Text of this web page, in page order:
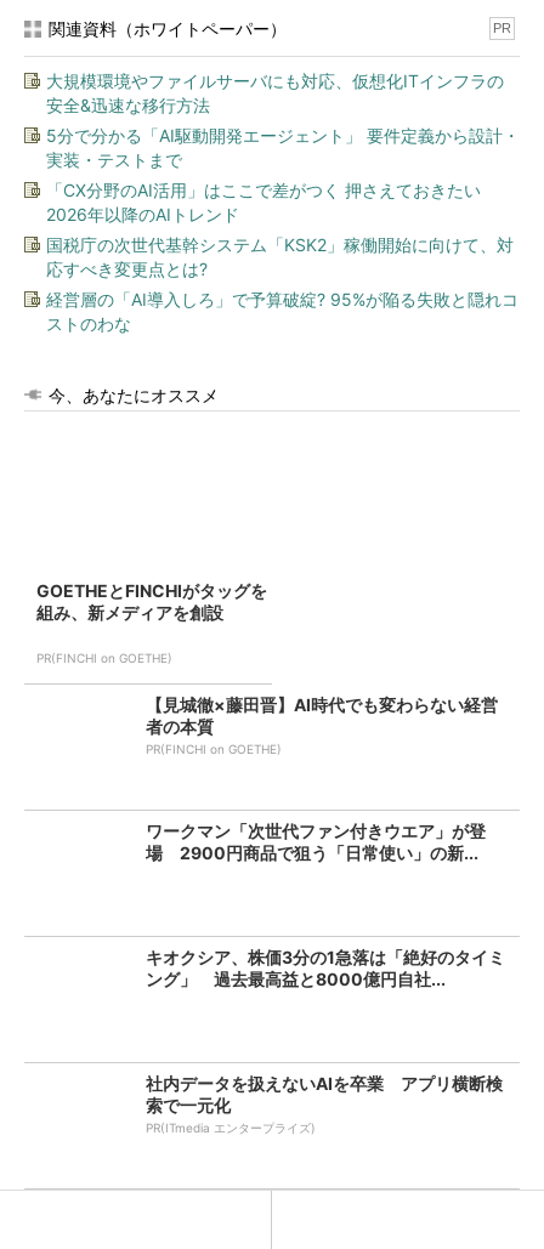
関連資料（ホワイトペーパー） PR
大規模環境やファイルサーバにも対応、仮想化ITインフラの
安全&迅速な移行方法
5分で分かる「AI駆動開発エージェント」 要件定義から設計・
実装・テストまで
「CX分野のAI活用」はここで差がつく 押さえておきたい
2026年以降のAIトレンド
国税庁の次世代基幹システム「KSK2」稼働開始に向けて、対
応すべき変更点とは?
経営層の「AI導入しろ」で予算破綻? 95%が陥る失敗と隠れコ
ストのわな
今、あなたにオススメ
GOETHEとFINCHIがタッグを
組み、新メディアを創設
PR(FINCHI on GOETHE)
【見城徹×藤田晋】AI時代でも変わらない経営
者の本質
PR(FINCHI on GOETHE)
ワークマン「次世代ファン付きウエア」が登
場 2900円商品で狙う「日常使い」の新...
キオクシア、株価3分の1急落は「絶好のタイミ
ング」 過去最高益と8000億円自社...
社内データを扱えないAIを卒業 アプリ横断検
索で一元化
PR(ITmedia エンタープライズ)